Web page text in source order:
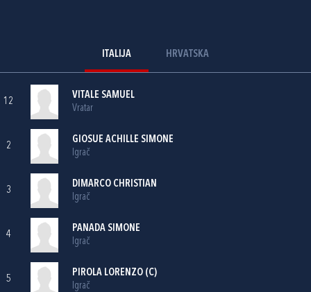
ITALIJA HRVATSKA
12
VITALE SAMUEL
Vratar
2
GIOSUE ACHILLE SIMONE
Igrač
3
DIMARCO CHRISTIAN
Igrač
4
PANADA SIMONE
Igrač
5
PIROLA LORENZO (C)
Igrač